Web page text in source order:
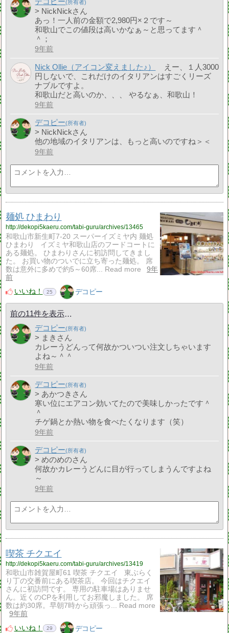
> NickNickさん
あっ！一人前の金額で2,980円×２です～
和歌山でこの値段は高いかなぁ～と思ってます＾
＾；
9年前
Nick Ollie（アイコン変えました♪）
えー、１人3000
円しないで、これだけのイタリアンはすごくリーズ
ナブルですよ。
和歌山だと高いのか、、、 やるなぁ、和歌山！
9年前
デコピー
> NickNickさん
他の地域のイタリアンは、もっと高いのですね＞＜
9年前
麺処 ひまわり
http://dekopi5kaeru.com/tabi-guru/archives/13465
和歌山市新生町7-20 スーパーイズミヤ内 麺処
ひまわり イズミヤ和歌山店のフードコートに
ある麺処。 ひまわりさんに初訪問してきまし
た。 お買い物のついでに立ち寄った麺処。 席
数は意外に多めで約5～60席... Read more
9年
前
いいね！
25 デコピー
前の11件を表示
デコピー
> まきさん
カレーうどんって何故かついつい注文しちゃいます
よね～＾＾
9年前
デコピー
> あかつきさん
寒い位にエアコン効いてたので美味しかったです＾
＾
チゲ鍋とか熱い物を食べたくなります（笑）
9年前
デコピー
> めのめのさん
何故かカレーうどんに目が行ってしまうんですよね
～
9年前
喫茶 チクエイ
http://dekopi5kaeru.com/tabi-guru/archives/13419
和歌山市雑賀屋町61 喫茶 チクエイ 東ぶらく
り丁の交番前にある喫茶店。 今回はチクエイ
さんに初訪問です。 専用の駐車場はありませ
ん。近くのCPを利用してお邪魔しました。 席
数は約30席。早朝7時から頑張っ... Read more
9年前
いいね！
29 デコピー